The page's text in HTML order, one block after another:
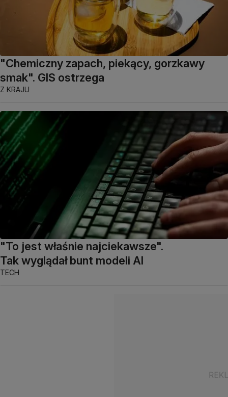
"Chemiczny zapach, piekący, gorzkawy
smak". GIS ostrzega
Z KRAJU
"To jest właśnie najciekawsze".
Tak wyglądał bunt modeli AI
TECH